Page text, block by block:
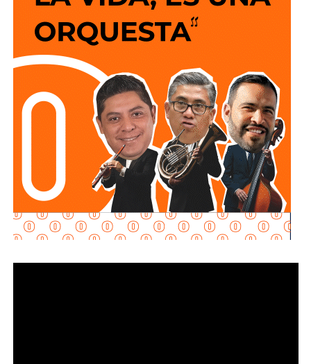
justificada, renuncie a su empleo o solicite licencia sin
goce de sueldo, cuando este constituya su único o
principal medio para obtener ingresos.
Asimismo, se establecen sanciones para quienes, durante
un proceso judicial o existiendo una resolución firme,
enajenen intencionalmente de manera parcial o total sus
bienes con la finalidad de eludir obligaciones alimentarias.
De igual manera, se sancionará a quienes, teniendo
conocimiento de la existencia de una obligación
alimentaria o de un proceso judicial en curso, ayuden al
deudor a ocultar bienes, acepten figurar como titulares
aparentes de estos o realicen actos jurídicos simulados
con el propósito de evitar que se cumplan las
vehículos que ingresen a la zona de la FENAPO
deberán hacerlo desde Calzada de Guadalup
utilizando esta vialidad como acceso principal. Como
alternativa,se contará con un acceso secundario por
avenida Simón Díaz, proveniente de avenida de la
Constitución.
Para la salida del recinto,el flujo vehicular se distribuirá
principalmente hacia Circuito Potosí,mediante la
incorporación desde avenida de las Torres. Como salida
secundaria, los automovilistas podrán continuar por esta
misma vialidad para incorporarse a avenida Simón Díaz,
con dirección a avenida de la Constitución y el
fraccionamiento Simón Díaz.
Como parte de la estrategia de movilidad, la avenida